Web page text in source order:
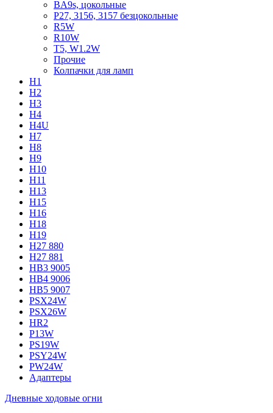
BA9s, цокольные
P27, 3156, 3157 безцокольные
R5W
R10W
T5, W1.2W
Прочие
Колпачки для ламп
H1
H2
H3
H4
H4U
H7
H8
H9
H10
H11
H13
H15
H16
H18
H19
H27 880
H27 881
HB3 9005
HB4 9006
HB5 9007
PSX24W
PSX26W
HR2
P13W
PS19W
PSY24W
PW24W
Адаптеры
Дневные ходовые огни